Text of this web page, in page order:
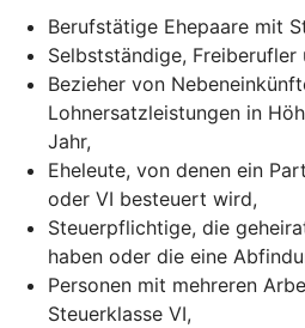
Berufstätige Ehepaare mit
Selbstständige,
Bezieher von
Lohnersatzleistungen in
Jahr,
Eheleute, von denen ein
oder VI besteuert wird,
Steuerpflichtige, die
haben oder die eine
Personen mit mehreren
Steuerklasse VI,